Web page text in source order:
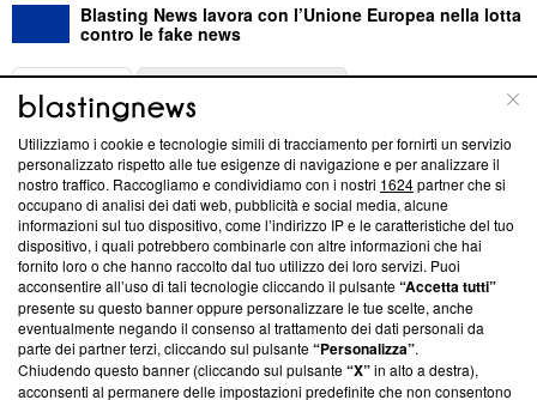
Blasting News lavora con l’Unione Europea nella lotta
contro le fake news
ABOUT
Questa sezione offre informazioni trasparenti su Blasting
News, sui nostri processi editoriali e su come ci impegniamo a
creare news di qualità. Inoltre, afferma la nostra aderenza a
‘Trust Project - News with Integrity’Blasting News non è
ancora membro del programma, ma ha richiesto di farne
parte; Trust Project non ha ancora effettuato una verifica di
conformità agli standard.
Su di noi
Utilizziamo i cookie e tecnologie simili di tracciamento per fornirti un servizio
personalizzato rispetto alle tue esigenze di navigazione e per analizzare il
nostro traffico. Raccogliamo e condividiamo con i nostri 1624partner che si
occupano di analisi dei dati web, pubblicità e social media, alcune
informazioni sul tuo dispositivo, come l’indirizzo IP e le caratteristiche del tuo
dispositivo, i quali potrebbero combinarle con altre informazioni che hai
fornito loro o che hanno raccolto dal tuo utilizzo dei loro servizi. Puoi
acconsentire all’uso di tali tecnologie cliccando il pulsante“Accetta tutti”
presente su questo banner oppure personalizzare le tue scelte, anche
eventualmente negando il consenso al trattamento dei dati personali da
parte dei partner terzi, cliccando sul pulsante“Personalizza”.
Chiudendo questo banner (cliccando sul pulsante“X”in alto a destra),
acconsenti al permanere delle impostazioni predefinite che non consentono